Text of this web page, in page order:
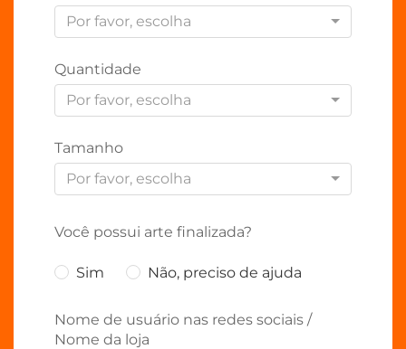
Por favor, escolha
Quantidade
Por favor, escolha
Tamanho
Por favor, escolha
Você possui arte finalizada?
Sim Não, preciso de ajuda
Nome de usuário nas redes sociais /
Nome da loja